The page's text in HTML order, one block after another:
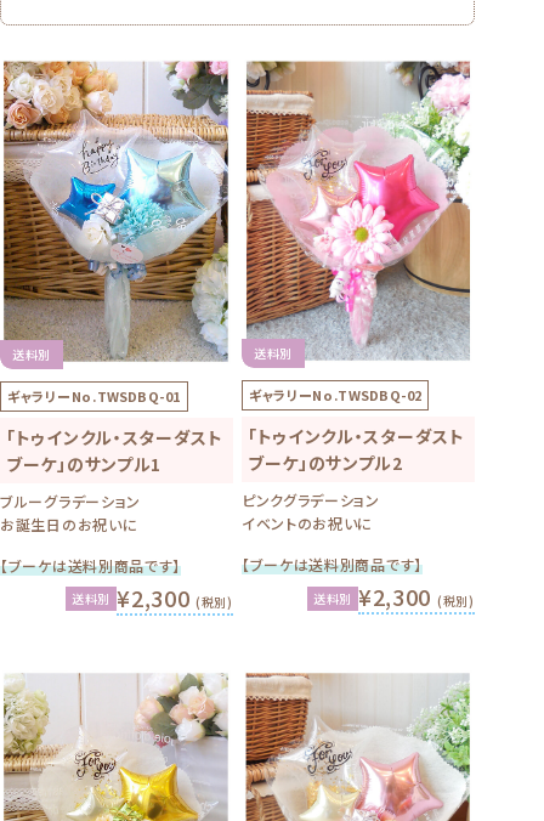
送料別
ギャラリーNo.TWSDBQ-01
「トゥインクル・スターダスト
ブーケ」のサンプル1
ブルーグラデーション
お誕生日のお祝いに
【ブーケは送料別商品です】
送料別 ¥2,300(税別)
送料別
ギャラリーNo.TWSDBQ-02
「トゥインクル・スターダスト
ブーケ」のサンプル2
ピンクグラデーション
イベントのお祝いに
【ブーケは送料別商品です】
送料別 ¥2,300 (税別)